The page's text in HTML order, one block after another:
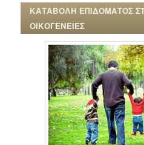
ΚΑΤΑΒΟΛΗ ΕΠΙΔΟΜΑΤΟΣ
ΟΙΚΟΓΕΝΕΙΕΣ